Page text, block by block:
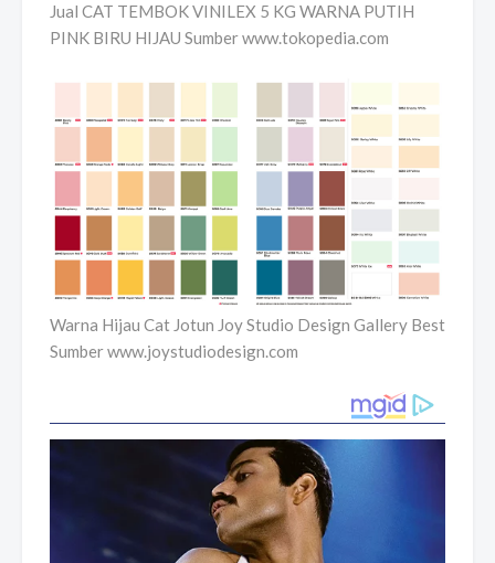
Jual CAT TEMBOK VINILEX 5 KG WARNA PUTIH
PINK BIRU HIJAU Sumber www.tokopedia.com
Warna Hijau Cat Jotun Joy Studio Design Gallery Best
Sumber www.joystudiodesign.com